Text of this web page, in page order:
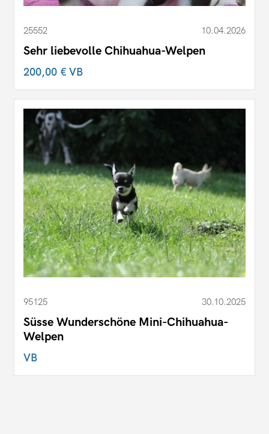
25552 10.04.2026
Sehr liebevolle Chihuahua-Welpen
200,00 €VB
95125 30.10.2025
Süsse Wunderschöne Mini-Chihuahua-
Welpen
VB